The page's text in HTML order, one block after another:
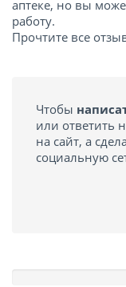
аптеке, но вы
работу.
Прочтите все
Чтобы
или ответить
на сайт, а
социальную